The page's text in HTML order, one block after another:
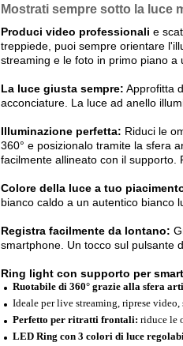
Mostrati sempre sotto la luce
Produci video professionali e
treppiede, puoi sempre orientare
streaming e le foto in primo piano a
La luce giusta sempre: Approfitta
acconciature. La luce ad anello
Illuminazione perfetta: Riduci le
360° e posizionalo tramite la sfera
facilmente allineato con il supporto.
Colore della luce a tuo
bianco caldo a un autentico bianco
Registra facilmente da lontano:
smartphone. Un tocco sul pulsante
Ring light con supporto per
Ruotabile di 360° grazie alla sfera
Ideale per live streaming, riprese video,
Perfetto per ritratti frontali: riduce le
LED Ring con 3 colori di luce